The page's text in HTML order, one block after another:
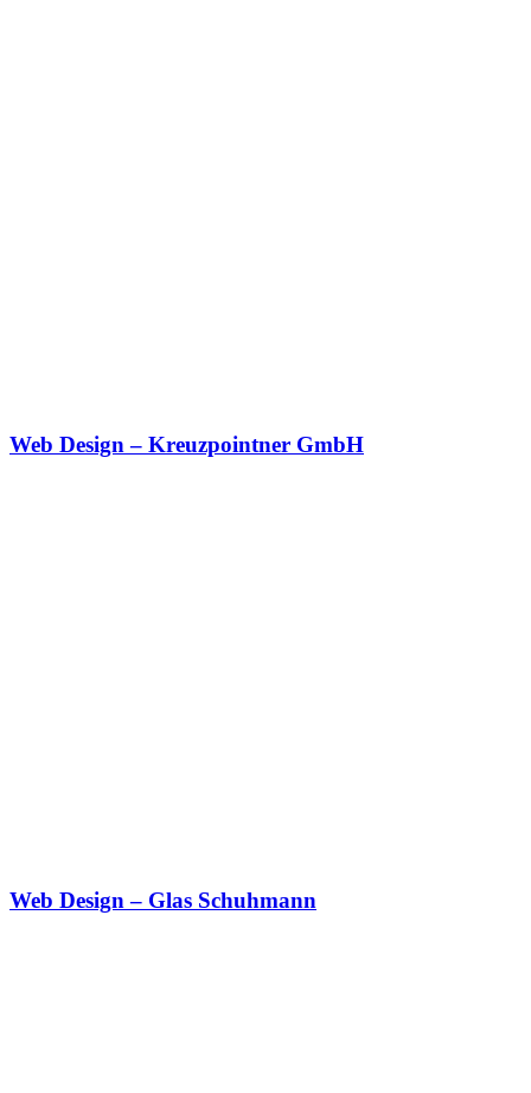
Web Design – Kreuzpointner GmbH
Web Design – Glas Schuhmann